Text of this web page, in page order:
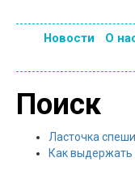
Новости О
Поиск
Ласточка
Как